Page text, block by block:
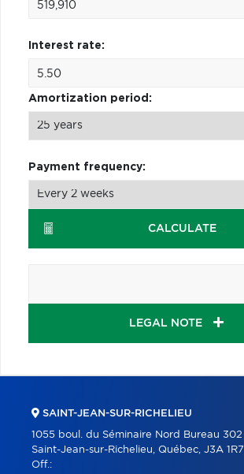
Interest rate:
Amortization period:
Payment frequency:
CALCULATE
LEGAL NOTE
SAINT-JEAN-SUR-RICHELIEU
1055 boul. du Séminaire Nord Bureau 302
Saint-Jean-sur-Richelieu, Québec, J3A 1R7
Off.: